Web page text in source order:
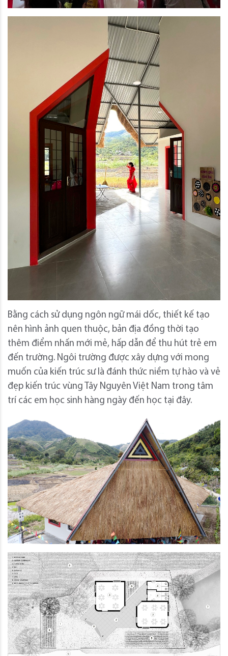
Bằng cách sử dụng ngôn ngữ mái dốc, thiết kế tạo
nên hình ảnh quen thuộc, bản địa đồng thời tạo
thêm điểm nhấn mới mẻ, hấp dẫn để thu hút trẻ em
đến trường. Ngôi trường được xây dựng với mong
muốn của kiến ​​trúc sư là đánh thức niềm tự hào và vẻ
đẹp kiến ​​trúc vùng Tây Nguyên Việt Nam trong tâm
trí các em học sinh hàng ngày đến học tại đây.